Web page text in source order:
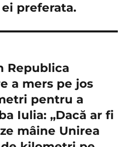
preferata.
Republica
a mers pe jos
pentru a
Iulia: „Dacă ar fi
mâine Unirea